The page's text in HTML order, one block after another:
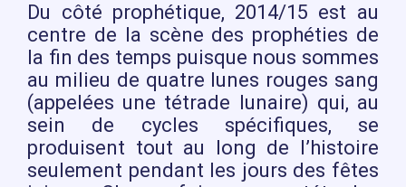
Du côté prophétique, 2014/15 est au
centre de la scène des prophéties de
la fin des temps puisque nous sommes
au milieu de quatre lunes rouges sang
(appelées une tétrade lunaire) qui, au
sein de cycles spécifiques, se
produisent tout au long de l’histoire
seulement pendant les jours des fêtes